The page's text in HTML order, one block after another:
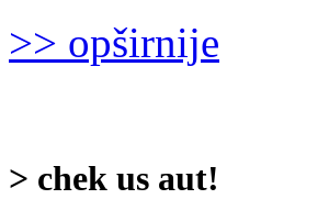
>> opširnije
> chek us aut!